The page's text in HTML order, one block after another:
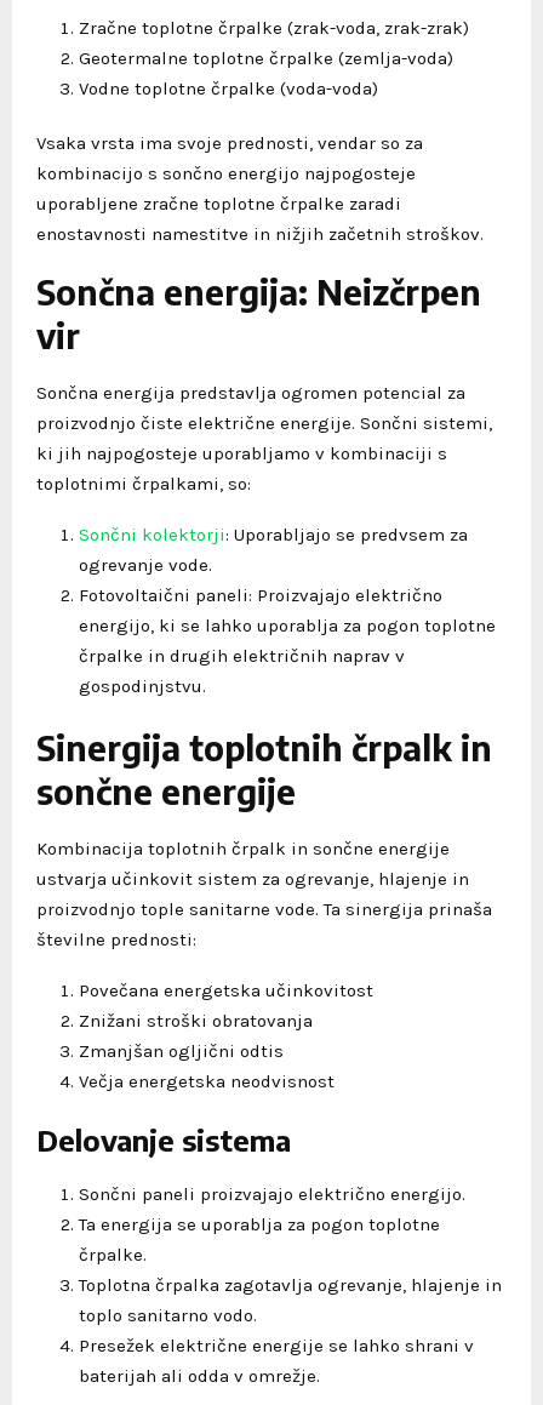
Zračne toplotne črpalke (zrak-voda, zrak-zrak)
Geotermalne toplotne črpalke (zemlja-voda)
Vodne toplotne črpalke (voda-voda)
Vsaka vrsta ima svoje prednosti, vendar so za
kombinacijo s sončno energijo najpogosteje
uporabljene zračne toplotne črpalke zaradi
enostavnosti namestitve in nižjih začetnih stroškov.
Sončna energija: Neizčrpen
vir
Sončna energija predstavlja ogromen potencial za
proizvodnjo čiste električne energije. Sončni sistemi,
ki jih najpogosteje uporabljamo v kombinaciji s
toplotnimi črpalkami, so:
Sončni kolektorji: Uporabljajo se predvsem za
ogrevanje vode.
Fotovoltaični paneli: Proizvajajo električno
energijo, ki se lahko uporablja za pogon toplotne
črpalke in drugih električnih naprav v
gospodinjstvu.
Sinergija toplotnih črpalk in
sončne energije
Kombinacija toplotnih črpalk in sončne energije
ustvarja učinkovit sistem za ogrevanje, hlajenje in
proizvodnjo tople sanitarne vode. Ta sinergija prinaša
številne prednosti:
Povečana energetska učinkovitost
Znižani stroški obratovanja
Zmanjšan ogljični odtis
Večja energetska neodvisnost
Delovanje sistema
Sončni paneli proizvajajo električno energijo.
Ta energija se uporablja za pogon toplotne
črpalke.
Toplotna črpalka zagotavlja ogrevanje, hlajenje in
toplo sanitarno vodo.
Presežek električne energije se lahko shrani v
baterijah ali odda v omrežje.